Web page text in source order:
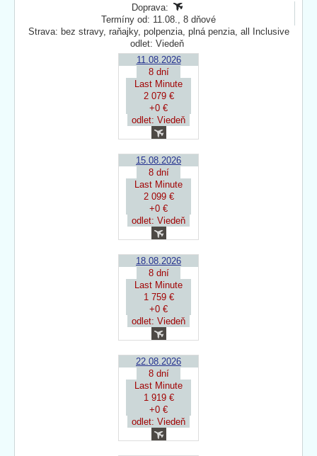
Doprava:
Termíny od: 11.08., 8 dňové
Strava: bez stravy, raňajky, polpenzia, plná penzia, all Inclusive
odlet: Viedeň
11.08.2026
8 dní
Last Minute
2 079 €
+0 €
odlet: Viedeň
15.08.2026
8 dní
Last Minute
2 099 €
+0 €
odlet: Viedeň
18.08.2026
8 dní
Last Minute
1 759 €
+0 €
odlet: Viedeň
22.08.2026
8 dní
Last Minute
1 919 €
+0 €
odlet: Viedeň